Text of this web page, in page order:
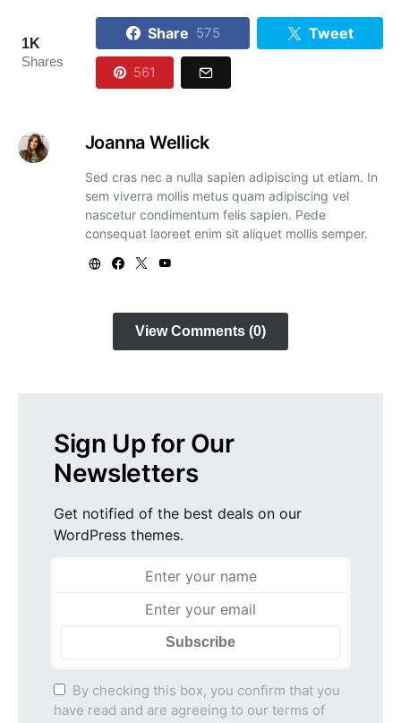
1K
Shares
Share 575 Tweet
561
Joanna Wellick
Sed cras nec a nulla sapien adipiscing ut etiam. In
sem viverra mollis metus quam adipiscing vel
nascetur condimentum felis sapien. Pede
consequat laoreet enim sit aliquet mollis semper.
View Comments (0)
Sign Up for Our
Newsletters
Get notified of the best deals on our
WordPress themes.
Subscribe
By checking this box, you confirm that you
have read and are agreeing to our terms of